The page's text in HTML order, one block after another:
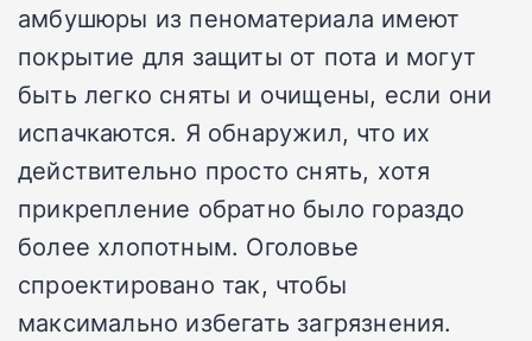
амбушюры из пеноматериала имеют
покрытие для защиты от пота и могут
быть легко сняты и очищены, если они
испачкаются. Я обнаружил, что их
действительно просто снять, хотя
прикрепление обратно было гораздо
более хлопотным. Оголовье
спроектировано так, чтобы
максимально избегать загрязнения.